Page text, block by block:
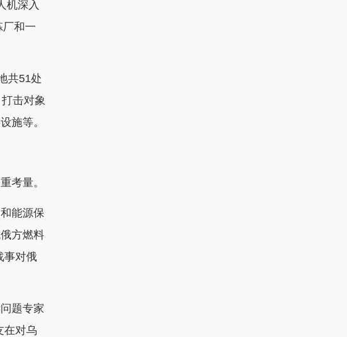
机深入
和一
共51处
击对象
施等。
考量。
能源保
方燃料
事对俄
题专家
在对乌